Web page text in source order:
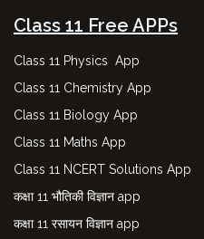
Class 11 Free APPs
Class 11 Physics App
Class 11 Chemistry App
Class 11 Biology App
Class 11 Maths App
Class 11 NCERT Solutions App
कक्षा 11 भौतिकी विज्ञान app
कक्षा 11 रसायन विज्ञान app